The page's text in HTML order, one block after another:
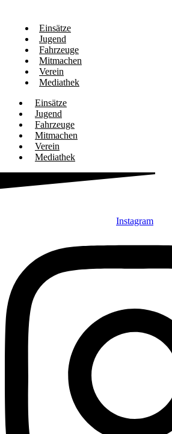
Einsätze
Jugend
Fahrzeuge
Mitmachen
Verein
Mediathek
Einsätze
Jugend
Fahrzeuge
Mitmachen
Verein
Mediathek
Instagram